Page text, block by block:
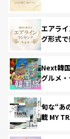
エアラ
グ形式
Next韓
グルメ
旬な“あ
載 MY